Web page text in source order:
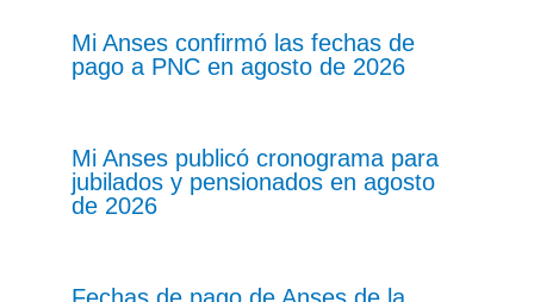
Mi Anses confirmó las fechas de
pago a PNC en agosto de 2026
Mi Anses publicó cronograma para
jubilados y pensionados en agosto
de 2026